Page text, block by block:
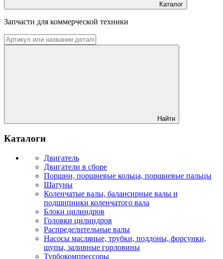
Каталог
Запчасти для коммерческой техники
Найти
Каталоги
Двигатель
Двигатели в сборе
Поршни, поршневые кольца, поршневые пальцы
Шатуны
Коленчатые валы, балансирные валы и
подшипники коленчатого вала
Блоки цилиндров
Головки цилиндров
Распределительные валы
Насосы масляные, трубки, поддоны, форсунки,
щупы, заливные горловины
Турбокомпрессоры